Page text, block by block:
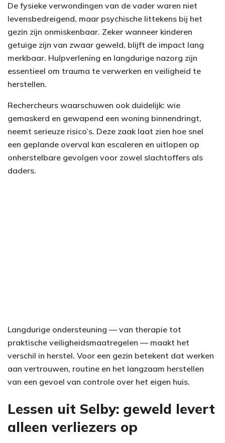
De fysieke verwondingen van de vader waren niet
levensbedreigend, maar psychische littekens bij het
gezin zijn onmiskenbaar. Zeker wanneer kinderen
getuige zijn van zwaar geweld, blijft de impact lang
merkbaar. Hulpverlening en langdurige nazorg zijn
essentieel om trauma te verwerken en veiligheid te
herstellen.
Rechercheurs waarschuwen ook duidelijk: wie
gemaskerd en gewapend een woning binnendringt,
neemt serieuze risico’s. Deze zaak laat zien hoe snel
een geplande overval kan escaleren en uitlopen op
onherstelbare gevolgen voor zowel slachtoffers als
daders.
Langdurige ondersteuning — van therapie tot
praktische veiligheidsmaatregelen — maakt het
verschil in herstel. Voor een gezin betekent dat werken
aan vertrouwen, routine en het langzaam herstellen
van een gevoel van controle over het eigen huis.
Lessen uit Selby: geweld levert
alleen verliezers op